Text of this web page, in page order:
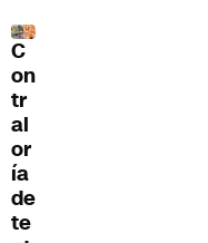
C
on
tr
al
or
ía
de
te